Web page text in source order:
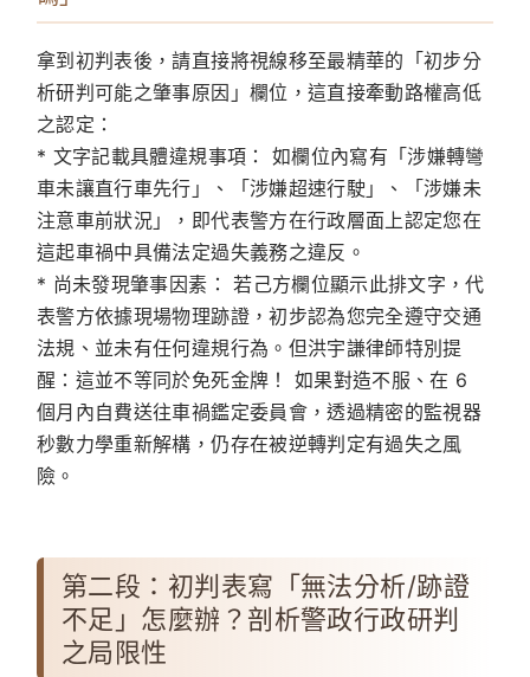
拿到初判表後，請直接將視線移至最精華的「初步分
析研判可能之肇事原因」欄位，這直接牽動路權高低
之認定：
* 文字記載具體違規事項：
如欄位內寫有「涉嫌轉彎
車未讓直行車先行」、「涉嫌超速行駛」、「涉嫌未
注意車前狀況」，即代表警方在行政層面上認定您在
這起車禍中具備法定過失義務之違反。
* 尚未發現肇事因素： 若己方欄位顯示此排文字，代
表警方依據現場物理跡證，初步認為您完全遵守交通
法規、並未有任何違規行為。 但洪宇謙律師特別提
醒：這並不等同於免死金牌！
如果對造不服、在 6
個月內自費送往車禍鑑定委員會，透過精密的監視器
秒數力學重新解構，仍存在被逆轉判定有過失之風
險。
第二段：初判表寫「無法分析/跡證
不足」怎麼辦？剖析警政行政研判
之局限性